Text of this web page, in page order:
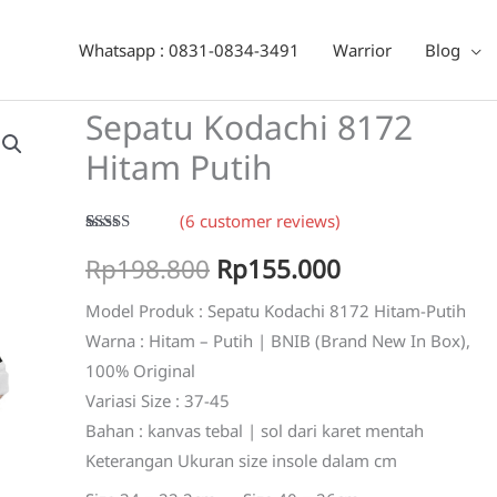
Whatsapp : 0831-0834-3491 Warrior Blog
Sepatu Kodachi 8172
Hitam Putih
out of 5
based on
ratings
(6 customer reviews)
Rp198.800 Original
price
was:
Rp198.800.
Rp155.000Current
price
is:
Model Produk : Sepatu Kodachi 8172 Hitam-Putih
Warna : Hitam – Putih | BNIB (Brand New In Box),
100% Original
Variasi Size : 37-45
Bahan : kanvas tebal | sol dari karet mentah
Keterangan Ukuran size insole dalam cm